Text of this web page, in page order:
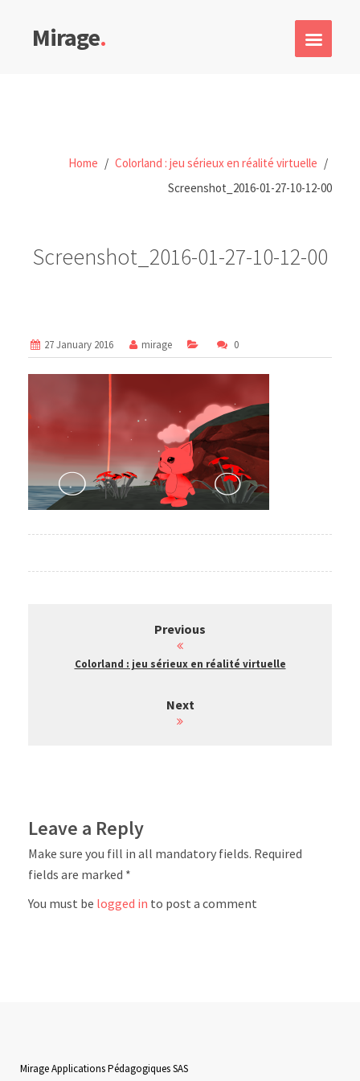
Mirage.
Home / Colorland : jeu sérieux en réalité virtuelle /
Screenshot_2016-01-27-10-12-00
Screenshot_2016-01-27-10-12-00
27 January 2016 mirage 0
Previous
Colorland : jeu sérieux en réalité virtuelle
Next
Leave a Reply
Make sure you fill in all mandatory fields. Required
fields are marked *
You must be logged in to post a comment
Mirage Applications Pédagogiques SAS